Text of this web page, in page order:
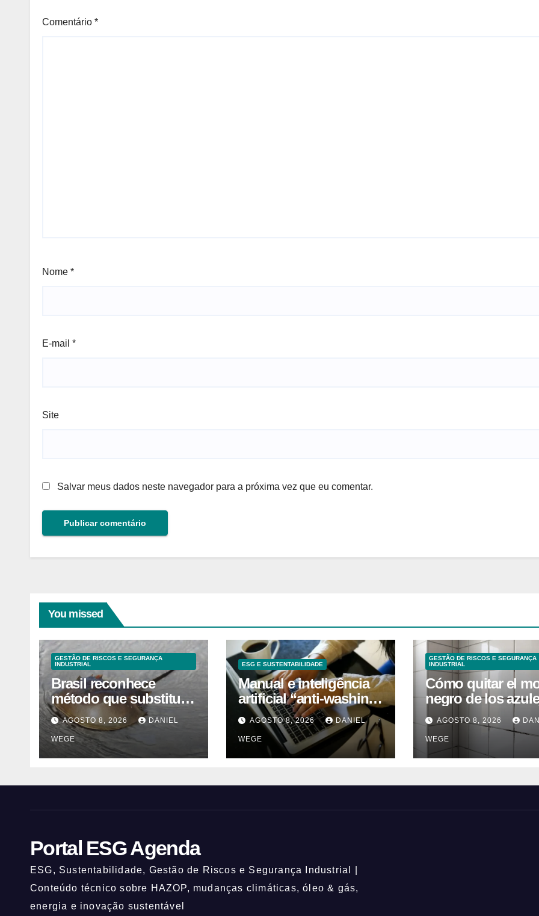
Comentário *
Nome *
E-mail *
Site
Salvar meus dados neste navegador para a próxima vez que eu comentar.
You missed
GESTÃO DE RISCOS E SEGURANÇA
INDUSTRIAL
Brasil reconhece
método que substitui
uso de sangue de
caranguejo-ferradura
em testes
farmacêuticos
AGOSTO 8, 2026 DANIEL
WEGE
ESG E SUSTENTABILIDADE
Manual e inteligência
artificial “anti-washing”
orientam empresas
AGOSTO 8, 2026 DANIEL
WEGE
GESTÃO DE RISCOS E SEGURANÇA
INDUSTRIAL
Cómo quitar el
negro de los
del baño:
caseros efectivos
AGOSTO 8, 2026
WEGE
Portal ESG Agenda
ESG, Sustentabilidade, Gestão de Riscos e Segurança Industrial |
Conteúdo técnico sobre HAZOP, mudanças climáticas, óleo & gás,
energia e inovação sustentável